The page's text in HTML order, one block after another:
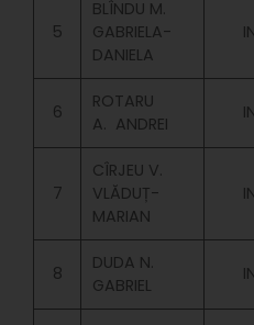
5
BLÎNDU M.
GABRIELA-
DANIELA
6
ROTARU
A. ANDREI
7
CÎRJEU V.
VLĂDUȚ-
MARIAN
8
DUDA N.
GABRIEL